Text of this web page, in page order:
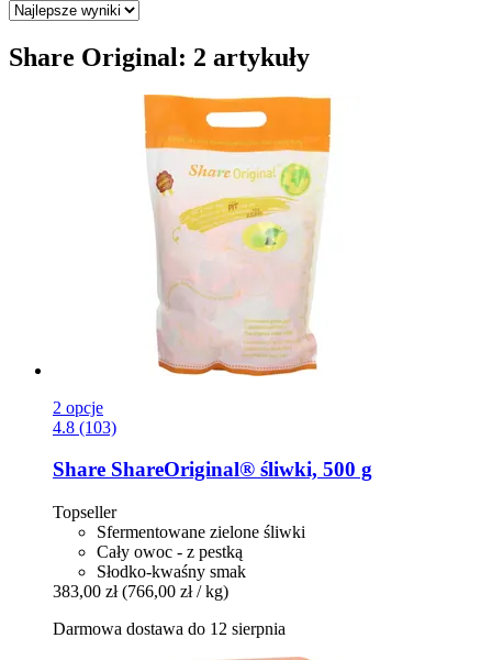
Share Original: 2 artykuły
2 opcje
4.8 (103)
Share ShareOriginal® śliwki, 500 g
Topseller
Sfermentowane zielone śliwki
Cały owoc - z pestką
Słodko-kwaśny smak
383,00 zł (766,00 zł / kg)
Darmowa dostawa do 12 sierpnia